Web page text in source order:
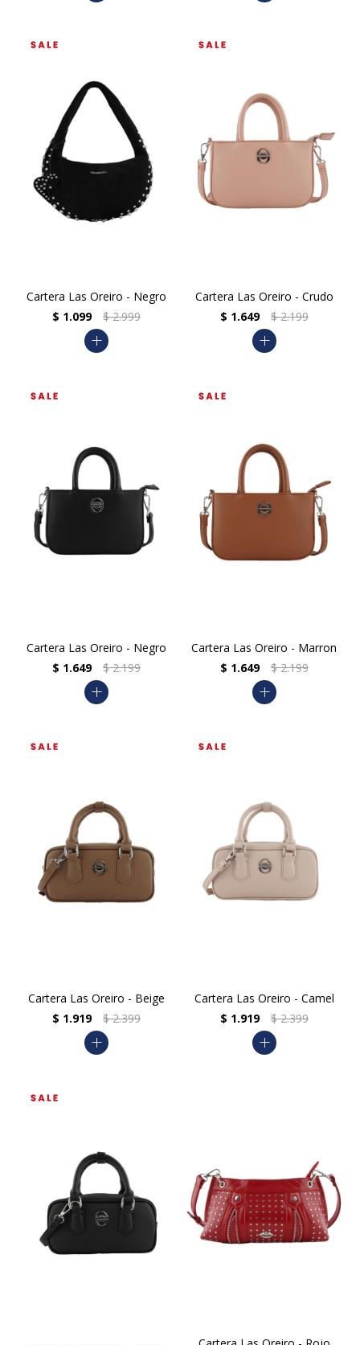
Cartera Las Oreiro - Negro
$ 1.099 $ 2.999
add
Cartera Las Oreiro - Crudo
$ 1.649 $ 2.199
add
Cartera Las Oreiro - Negro
$ 1.649 $ 2.199
add
Cartera Las Oreiro - Marron
$ 1.649 $ 2.199
add
Cartera Las Oreiro - Beige
$ 1.919 $ 2.399
add
Cartera Las Oreiro - Camel
$ 1.919 $ 2.399
add